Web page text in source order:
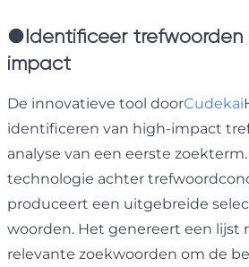
● Identificeer
impact
De innovatieve tool doorCudekai
identificeren van high-impact
analyse van een eerste
technologie achter
produceert een uitgebreide
woorden. Het genereert een lijst
relevante zoekwoorden om de